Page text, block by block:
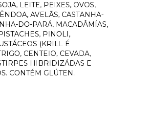
LEITE, PEIXES, OVOS,
AVELÃS, CASTANHA-
DO-PARÁ, MACADÂMÍAS,
PINOLI,
(KRILL É
CENTEIO, CEVADA,
HIBRIDIZÁDAS E
CONTÉM GLÚTEN.